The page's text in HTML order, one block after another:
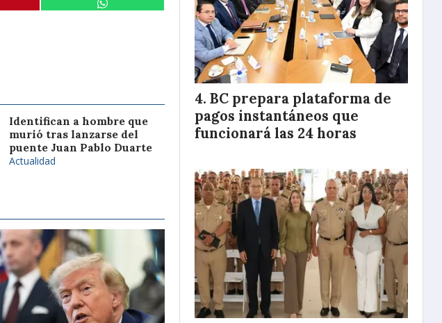
Identifican a hombre que
murió tras lanzarse del
puente Juan Pablo Duarte
Actualidad
BC prepara plataforma de
pagos instantáneos que
funcionará las 24 horas